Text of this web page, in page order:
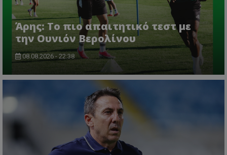
Άρης: Το πιο απαιτητικό τεστ με
την Ουνιόν Βερολίνου
08.08.2026 - 22:38